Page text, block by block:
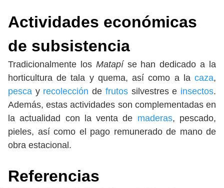
Actividades económicas
de subsistencia
Tradicionalmente losMatapíse han dedicado a la
horticultura de tala y quema, así como a la caza,
pesca y recolecciónde frutos silvestres e insectos.
Además, estas actividades son complementadas en
la actualidad con la venta de maderas, pescado,
pieles, así como el pago remunerado de mano de
obra estacional.
Referencias